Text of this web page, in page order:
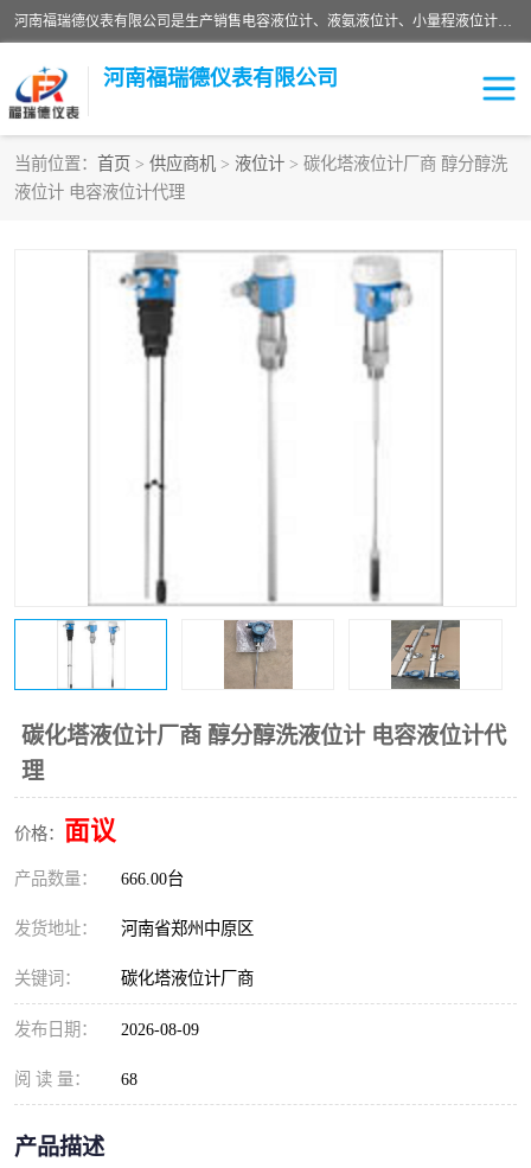
河南福瑞德仪表有限公司是生产销售电容液位计、液氨液位计、小量程液位计定制、智能锅炉水位计、液氮液位计等；并在产品开发、研制的过程中，吸取国内外仪器仪表的技术精华，建立了一支高、精、尖的科研开发队伍，使产品性能不断升级。
河南福瑞德仪表有限公司
当前位置： 首页 > 供应商机 > 液位计 > 碳化塔液位计厂商 醇分醇洗
液位计 电容液位计代理
碳化塔液位计厂商 醇分醇洗液位计 电容液位计代
理
价格： 面议
产品数量： 666.00台
发货地址： 河南省郑州中原区
关键词： 碳化塔液位计厂商
发布日期： 2026-08-09
阅 读 量： 68
产品描述
液位计
压力传感器 流量传感器
液氮液位计
液位计传感器定制
锅炉水位计
智能锅炉水位计 电容液位计
流量仪表 加油站液位仪